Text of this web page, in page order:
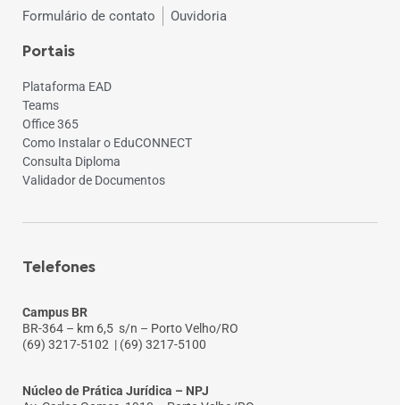
Formulário de contato Ouvidoria
Portais
Plataforma EAD
Teams
Office 365
Como Instalar o EduCONNECT
Consulta Diploma
Validador de Documentos
Telefones
Campus BR
BR-364 – km 6,5 s/n – Porto Velho/RO
(69) 3217-5102 | (69) 3217-5100
Núcleo de Prática Jurídica – NPJ